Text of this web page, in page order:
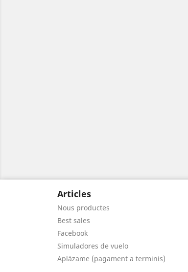
Articles
Nous productes
Best sales
Facebook
Simuladores de vuelo
Aplázame (pagament a terminis)